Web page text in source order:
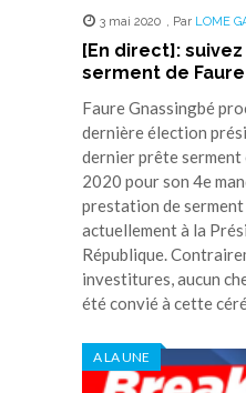
3 mai 2020 , Par LOME
[En direct]:
serment de
Faure Gnassingbé
dernière élection
dernier prête serment
2020 pour son 4e
prestation de
actuellement à la
République.
investitures, aucun
été convié à cette
A LA UNE